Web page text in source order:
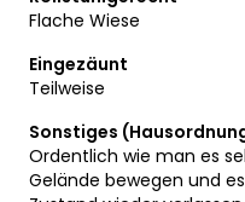
Flache Wiese
Eingezäunt
Teilweise
Sonstiges
Ordentlich wie man es
Gelände bewegen und